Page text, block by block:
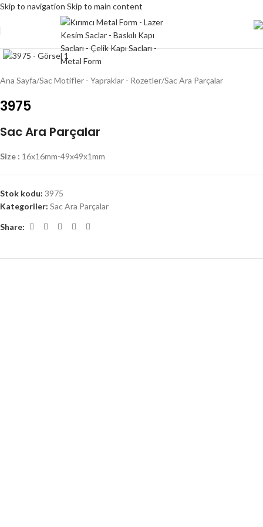
Skip to navigation Skip to main content
Click to enlarge
Ana Sayfa/Sac Motifler - Yapraklar - Rozetler/Sac Ara Parçalar
3975
Sac Ara Parçalar
Size : 16x16mm-49x49x1mm
Stok kodu: 3975
Kategoriler: Sac Ara Parçalar
Share: